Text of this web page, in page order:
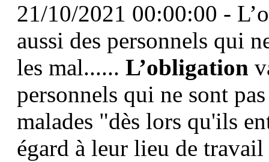
21/10/2021 00:00:00 -
aussi des personnels qui
les mal...... L’obligation
personnels qui ne sont
malades "dès lors qu'ils
égard à leur lieu de travail